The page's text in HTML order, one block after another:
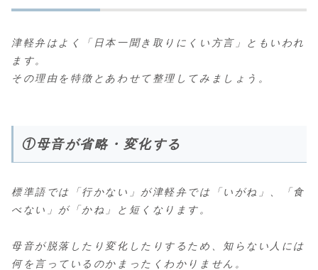
津軽弁はよく「日本一聞き取りにくい方言」ともいわれ
ます。
その理由を特徴とあわせて整理してみましょう。
①母音が省略・変化する
標準語では「行かない」が津軽弁では「いがね」、「食
べない」が「かね」と短くなります。
母音が脱落したり変化したりするため、知らない人には
何を言っているのかまったくわかりません。